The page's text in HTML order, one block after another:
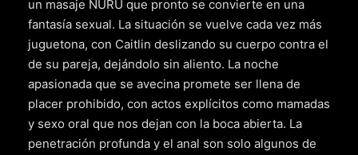
un masaje NURU que pronto se convierte en una
fantasía sexual. La situación se vuelve cada vez más
juguetona, con Caitlin deslizando su cuerpo contra el
de su pareja, dejándolo sin aliento. La noche
apasionada que se avecina promete ser llena de
placer prohibido, con actos explícitos como mamadas
y sexo oral que nos dejan con la boca abierta. La
penetración profunda y el anal son solo algunos de